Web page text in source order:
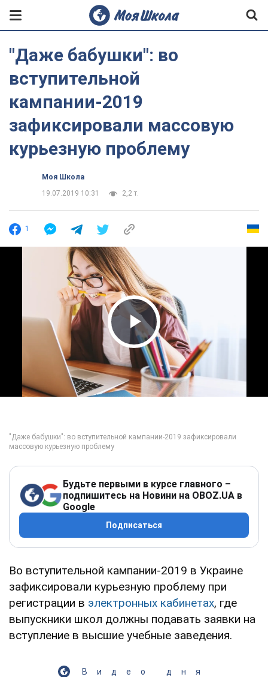
"Даже бабушки": во
вступительной
кампании-2019
зафиксировали массовую
курьезную проблему
Моя Школа
19.07.2019 10:31
2,2 т.
1
Play Video
Будьте первыми в курсе главного –
подпишитесь на Новини на OBOZ.UA в
Google
Подписаться
Во вступительной кампании-2019 в Украине
зафиксировали курьезную проблему при
регистрации в электронных кабинетах, где
выпускники школ должны подавать заявки на
вступление в высшие учебные заведения.
Видео дня